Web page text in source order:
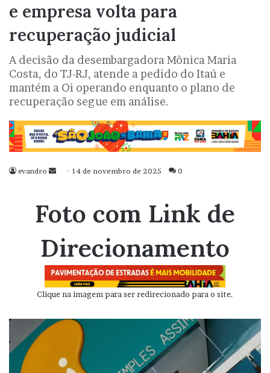
e empresa volta para
recuperação judicial
A decisão da desembargadora Mônica Maria
Costa, do TJ-RJ, atende a pedido do Itaú e
mantém a Oi operando enquanto o plano de
recuperação segue em análise.
evandro
Mande
mail
14 de novembro de 2025 0
Foto com Link de
Direcionamento
Clique na imagem para ser redirecionado para o site.